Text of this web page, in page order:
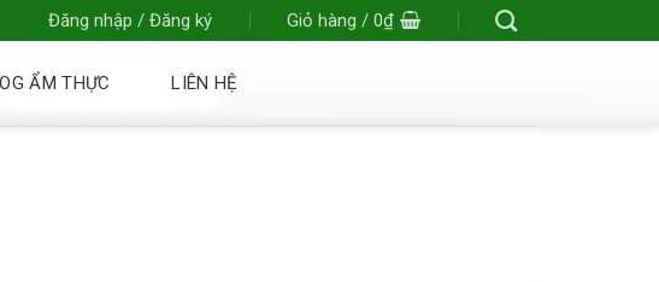
Đăng nhập / Đăng ký Giỏ hàng / 0₫
ẨM THỰC LIÊN HỆ